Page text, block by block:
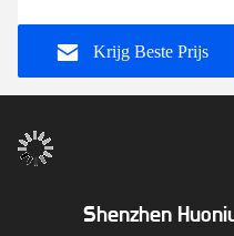
wisselstroominvoer voor
universeel gebruik
Krijg Beste Prijs
Shenzhen